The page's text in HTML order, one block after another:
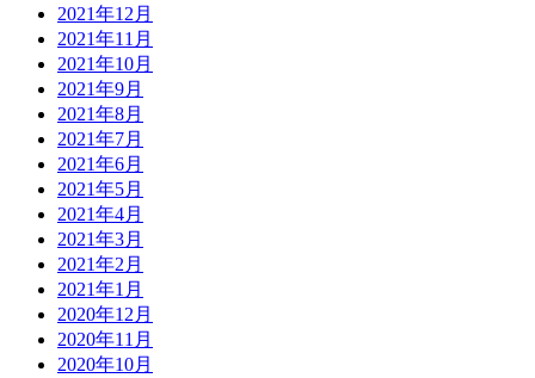
2021年12月
2021年11月
2021年10月
2021年9月
2021年8月
2021年7月
2021年6月
2021年5月
2021年4月
2021年3月
2021年2月
2021年1月
2020年12月
2020年11月
2020年10月